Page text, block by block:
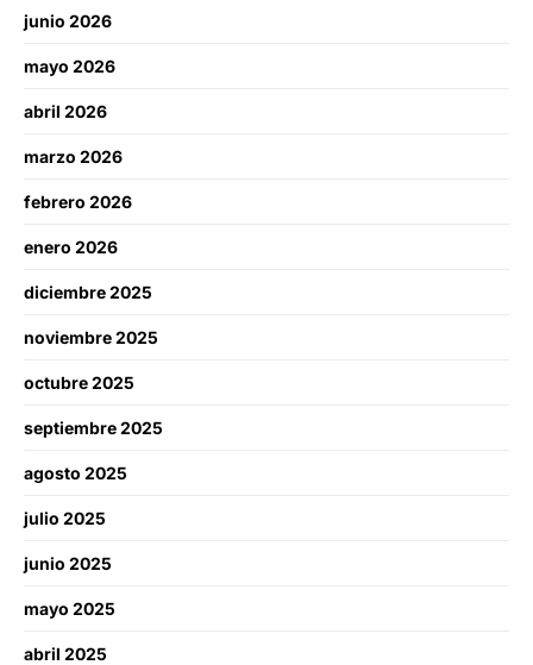
junio 2026
mayo 2026
abril 2026
marzo 2026
febrero 2026
enero 2026
diciembre 2025
noviembre 2025
octubre 2025
septiembre 2025
agosto 2025
julio 2025
junio 2025
mayo 2025
abril 2025